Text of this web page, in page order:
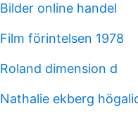
Bilder online handel
Film förintelsen 1978
Roland dimension d
Nathalie ekberg